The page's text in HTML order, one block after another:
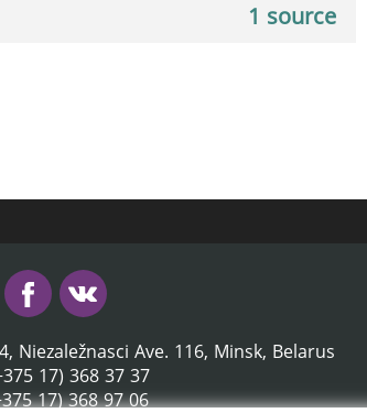
1 source
Niezaležnasci Ave. 116, Minsk, Belarus
17) 368 37 37
17) 368 97 06